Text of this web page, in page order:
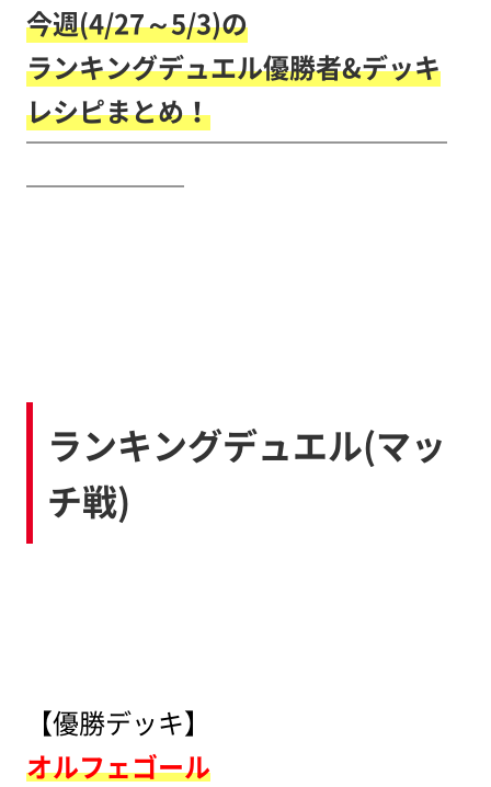
今週(4/27～5/3)の
ランキングデュエル優勝者&デッキ
レシピまとめ！
￣￣￣￣￣￣￣￣￣￣￣￣￣￣￣￣
￣￣￣￣￣￣
ランキングデュエル(マッ
チ戦)
【優勝デッキ】
オルフェゴール